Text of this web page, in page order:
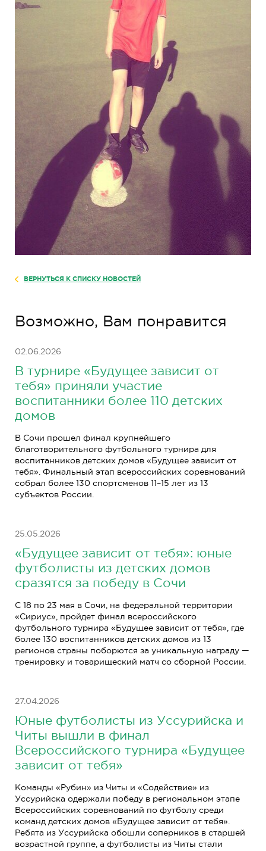
ВЕРНУТЬСЯ К СПИСКУ НОВОСТЕЙ
Возможно, Вам понравится
02.06.2026
В турнире «Будущее зависит от
тебя» приняли участие
воспитанники более 110 детских
домов
В Сочи прошел финал крупнейшего
благотворительного футбольного турнира для
воспитанников детских домов «Будущее зависит от
тебя». Финальный этап всероссийских соревнований
собрал более 130 спортсменов 11–15 лет из 13
субъектов России.
25.05.2026
«Будущее зависит от тебя»: юные
футболисты из детских домов
сразятся за победу в Сочи
С 18 по 23 мая в Сочи, на федеральной территории
«Сириус», пройдет финал всероссийского
футбольного турнира «Будущее зависит от тебя», где
более 130 воспитанников детских домов из 13
регионов страны поборются за уникальную награду —
тренировку и товарищеский матч со сборной России.
27.04.2026
Юные футболисты из Уссурийска и
Читы вышли в финал
Всероссийского турнира «Будущее
зависит от тебя»
Команды «Рубин» из Читы и «Содействие» из
Уссурийска одержали победу в региональном этапе
Всероссийских соревнований по футболу среди
команд детских домов «Будущее зависит от тебя».
Ребята из Уссурийска обошли соперников в старшей
возрастной группе, а футболисты из Читы стали